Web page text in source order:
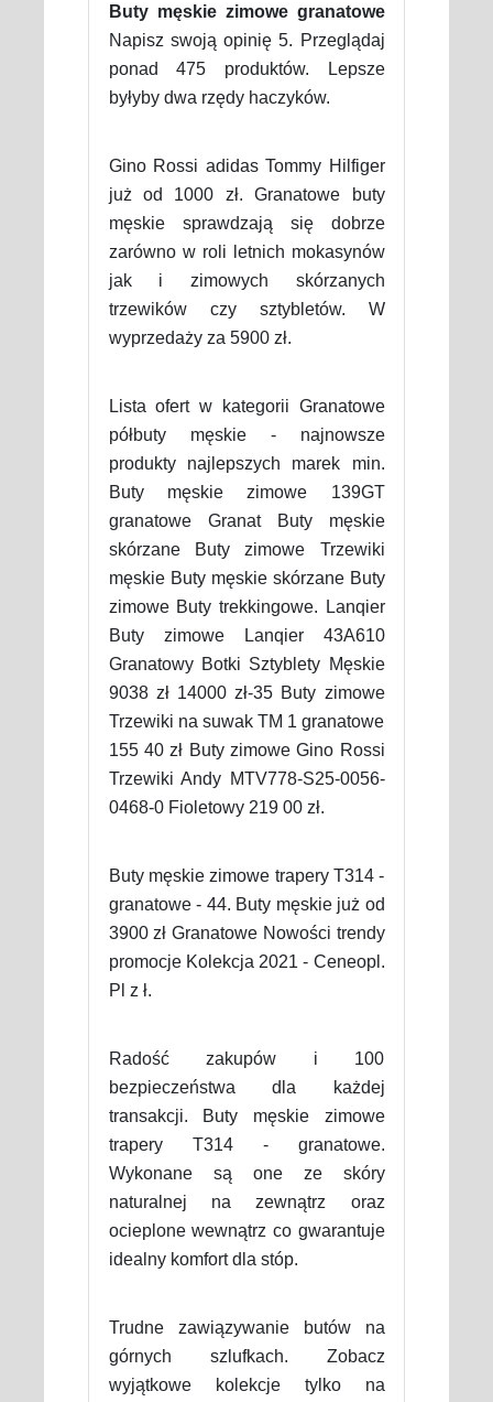
Buty męskie zimowe granatowe
Napisz swoją opinię 5. Przeglądaj
ponad 475 produktów. Lepsze
byłyby dwa rzędy haczyków.
Gino Rossi adidas Tommy Hilfiger
już od 1000 zł. Granatowe buty
męskie sprawdzają się dobrze
zarówno w roli letnich mokasynów
jak i zimowych skórzanych
trzewików czy sztybletów. W
wyprzedaży za 5900 zł.
Lista ofert w kategorii Granatowe
półbuty męskie - najnowsze
produkty najlepszych marek min.
Buty męskie zimowe 139GT
granatowe Granat Buty męskie
skórzane Buty zimowe Trzewiki
męskie Buty męskie skórzane Buty
zimowe Buty trekkingowe. Lanqier
Buty zimowe Lanqier 43A610
Granatowy Botki Sztyblety Męskie
9038 zł 14000 zł-35 Buty zimowe
Trzewiki na suwak TM 1 granatowe
155 40 zł Buty zimowe Gino Rossi
Trzewiki Andy MTV778-S25-0056-
0468-0 Fioletowy 219 00 zł.
Buty męskie zimowe trapery T314 -
granatowe - 44. Buty męskie już od
3900 zł Granatowe Nowości trendy
promocje Kolekcja 2021 - Ceneopl.
Pl z ł.
Radość zakupów i 100
bezpieczeństwa dla każdej
transakcji. Buty męskie zimowe
trapery T314 - granatowe.
Wykonane są one ze skóry
naturalnej na zewnątrz oraz
ocieplone wewnątrz co gwarantuje
idealny komfort dla stóp.
Trudne zawiązywanie butów na
górnych szlufkach. Zobacz
wyjątkowe kolekcje tylko na